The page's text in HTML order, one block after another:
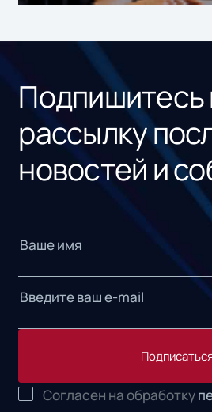
Подпишитесь
рассылку
новостей и
Согласен на обработку